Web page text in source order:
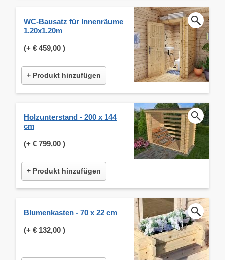
WC-Bausatz für Innenräume
1.20x1.20m
(+ € 459,00 )
+ Produkt hinzufügen
Holzunterstand - 200 x 144
cm
(+ € 799,00 )
+ Produkt hinzufügen
Blumenkasten - 70 x 22 cm
(+ € 132,00 )